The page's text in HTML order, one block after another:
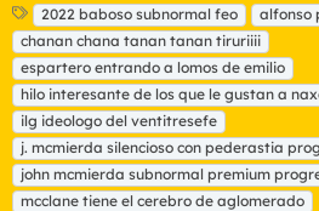
E
t
i
q
u
e
t
a
s
2022 baboso subnormal feo
alfonso
chanan chana tanan tanan tiruriiii
espartero entrando a lomos de emilio
hilo interesante de los que le gustan a
ilg ideologo del ventitresefe
j. mcmierda silencioso con pederastia
john mcmierda subnormal premium
mcclane tiene el cerebro de aglomerado